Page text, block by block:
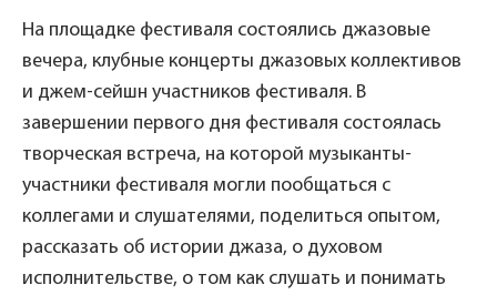
На площадке фестиваля состоялись джазовые
вечера, клубные концерты джазовых коллективов
и джем-сейшн участников фестиваля. В
завершении первого дня фестиваля состоялась
творческая встреча, на которой музыканты-
участники фестиваля могли пообщаться с
коллегами и слушателями, поделиться опытом,
рассказать об истории джаза, о духовом
исполнительстве, о том как слушать и понимать